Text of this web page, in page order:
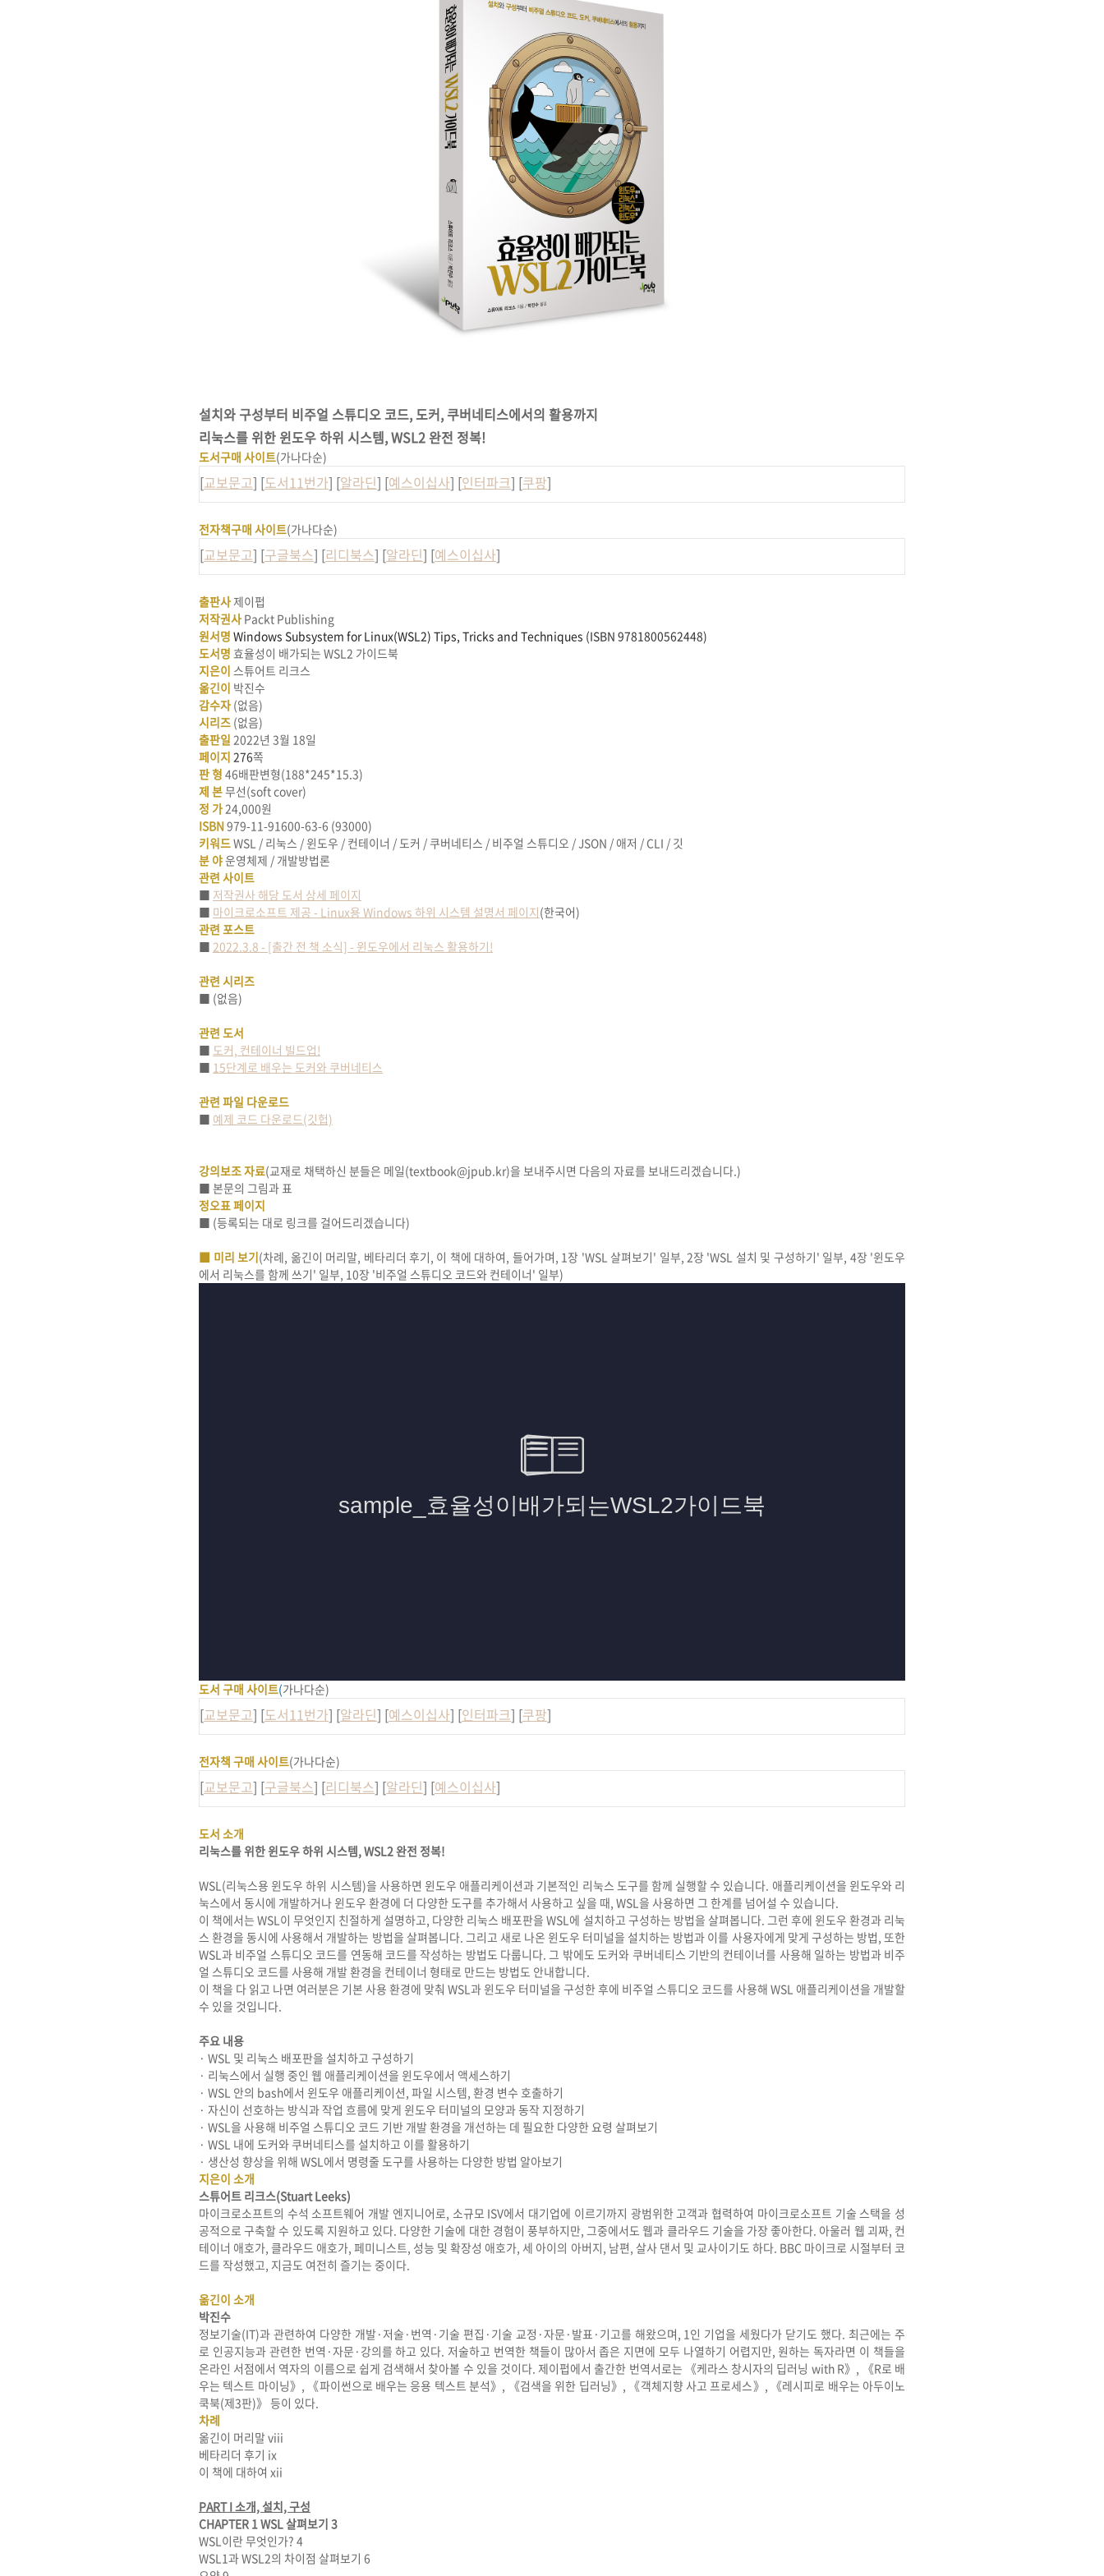
설치와 구성부터 비주얼 스튜디오 코드, 도커, 쿠버네티스에서의 활용까지
리눅스를 위한 윈도우 하위 시스템, WSL2 완전 정복!
도서구매 사이트(가나다순)
[교보문고] [도서11번가] [알라딘] [예스이십사] [인터파크] [쿠팡]
전자책구매 사이트(가나다순)
[교보문고] [구글북스] [리디북스] [알라딘] [예스이십사]
출판사제이펍
저작권사 Packt Publishing
원서명 Windows Subsystem for Linux(WSL2) Tips, Tricks and Techniques (ISBN 9781800562448)
도서명 효율성이 배가되는 WSL2 가이드북
지은이 스튜어트 리크스
옮긴이 박진수
감수자 (없음)
시리즈 (없음)
출판일 2022년 3월 18일
페이지 276쪽
판 형 46배판변형(188*245*15.3)
제 본무선(soft cover)
정 가24,000원
ISBN979-11-91600-63-6 (93000)
키워드WSL / 리눅스 /윈도우 / 컨테이너 /도커 / 쿠버네티스 / 비주얼 스튜디오 / JSON / 애저 / CLI / 깃
분 야운영체제 / 개발방법론
관련 사이트
■ 저작권사 해당 도서 상세 페이지
■ 마이크로소프트 제공 - Linux용 Windows 하위 시스템 설명서 페이지(한국어)
관련 포스트
■ 2022.3.8 - [출간 전 책 소식] - 윈도우에서 리눅스 활용하기!
관련 시리즈
■ (없음)
관련 도서
■ 도커, 컨테이너 빌드업!
■ 15단계로 배우는 도커와 쿠버네티스
관련 파일 다운로드
■ 예제 코드 다운로드(깃헙)
강의보조 자료(교재로 채택하신 분들은 메일(textbook@jpub.kr)을 보내주시면 다음의 자료를 보내드리겠습니다.)
■ 본문의 그림과 표
정오표 페이지
■ (등록되는 대로 링크를 걸어드리겠습니다)
■ 미리 보기(차례, 옮긴이 머리말, 베타리더 후기, 이 책에 대하여, 들어가며, 1장 'WSL 살펴보기' 일부, 2장 'WSL 설치 및 구성하기' 일부, 4장 '윈도우
에서 리눅스를 함께 쓰기' 일부, 10장 '비주얼 스튜디오 코드와 컨테이너' 일부)
도서 구매 사이트(가나다순)
[교보문고] [도서11번가] [알라딘] [예스이십사] [인터파크] [쿠팡]
전자책 구매 사이트(가나다순)
[교보문고] [구글북스] [리디북스] [알라딘] [예스이십사]
도서 소개
리눅스를 위한 윈도우 하위 시스템, WSL2 완전 정복!
WSL(리눅스용 윈도우 하위 시스템)을 사용하면 윈도우 애플리케이션과 기본적인 리눅스 도구를 함께 실행할 수 있습니다. 애플리케이션을 윈도우와 리
눅스에서 동시에 개발하거나 윈도우 환경에 더 다양한 도구를 추가해서 사용하고 싶을 때, WSL을 사용하면 그 한계를 넘어설 수 있습니다.
이 책에서는 WSL이 무엇인지 친절하게 설명하고, 다양한 리눅스 배포판을 WSL에 설치하고 구성하는 방법을 살펴봅니다. 그런 후에 윈도우 환경과 리눅
스 환경을 동시에 사용해서 개발하는 방법을 살펴봅니다. 그리고 새로 나온 윈도우 터미널을 설치하는 방법과 이를 사용자에게 맞게 구성하는 방법, 또한
WSL과 비주얼 스튜디오 코드를 연동해 코드를 작성하는 방법도 다룹니다. 그 밖에도 도커와 쿠버네티스 기반의 컨테이너를 사용해 일하는 방법과 비주
얼 스튜디오 코드를 사용해 개발 환경을 컨테이너 형태로 만드는 방법도 안내합니다.
이 책을 다 읽고 나면 여러분은 기본 사용 환경에 맞춰 WSL과 윈도우 터미널을 구성한 후에 비주얼 스튜디오 코드를 사용해 WSL 애플리케이션을 개발할
수 있을 것입니다.
주요 내용
· WSL 및 리눅스 배포판을 설치하고 구성하기
· 리눅스에서 실행 중인 웹 애플리케이션을 윈도우에서 액세스하기
· WSL 안의 bash에서 윈도우 애플리케이션, 파일 시스템, 환경 변수 호출하기
· 자신이 선호하는 방식과 작업 흐름에 맞게 윈도우 터미널의 모양과 동작 지정하기
· WSL을 사용해 비주얼 스튜디오 코드 기반 개발 환경을 개선하는 데 필요한 다양한 요령 살펴보기
· WSL 내에 도커와 쿠버네티스를 설치하고 이를 활용하기
· 생산성 향상을 위해 WSL에서 명령줄 도구를 사용하는 다양한 방법 알아보기
지은이 소개
스튜어트 리크스(Stuart Leeks)
마이크로소프트의 수석 소프트웨어 개발 엔지니어로, 소규모 ISV에서 대기업에 이르기까지 광범위한 고객과 협력하여 마이크로소프트 기술 스택을 성
공적으로 구축할 수 있도록 지원하고 있다. 다양한 기술에 대한 경험이 풍부하지만, 그중에서도 웹과 클라우드 기술을 가장 좋아한다. 아울러 웹 괴짜, 컨
테이너 애호가, 클라우드 애호가, 페미니스트, 성능 및 확장성 애호가, 세 아이의 아버지, 남편, 살사 댄서 및 교사이기도 하다. BBC 마이크로 시절부터 코
드를 작성했고, 지금도 여전히 즐기는 중이다.
옮긴이 소개
박진수
정보기술(IT)과 관련하여 다양한 개발·저술·번역·기술 편집·기술 교정·자문·발표·기고를 해왔으며, 1인 기업을 세웠다가 닫기도 했다. 최근에는 주
로 인공지능과 관련한 번역·자문·강의를 하고 있다. 저술하고 번역한 책들이 많아서 좁은 지면에 모두 나열하기 어렵지만, 원하는 독자라면 이 책들을
온라인 서점에서 역자의 이름으로 쉽게 검색해서 찾아볼 수 있을 것이다. 제이펍에서 출간한 번역서로는 《케라스 창시자의 딥러닝 with R》, 《R로 배
우는 텍스트 마이닝》, 《파이썬으로 배우는 응용 텍스트 분석》, 《검색을 위한 딥러닝》, 《객체지향 사고 프로세스》, 《레시피로 배우는 아두이노
쿡북(제3판)》 등이 있다.
차례
옮긴이 머리말 viii
베타리더 후기 ix
이 책에 대하여 xii
PART I 소개, 설치, 구성
CHAPTER 1 WSL 살펴보기 3
WSL이란 무엇인가? 4
WSL1과 WSL2의 차이점 살펴보기 6